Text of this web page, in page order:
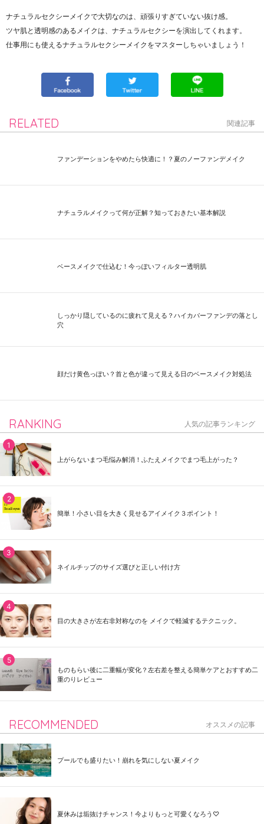
ナチュラルセクシーメイクで大切なのは、頑張りすぎていない抜け感。
ツヤ肌と透明感のあるメイクは、ナチュラルセクシーを演出してくれます。
仕事用にも使えるナチュラルセクシーメイクをマスターしちゃいましょう！
RELATED 関連記事
ファンデーションをやめたら快適に！？夏のノーファンデメイク
ナチュラルメイクって何が正解？知っておきたい基本解説
ベースメイクで仕込む！今っぽいフィルター透明肌
しっかり隠しているのに疲れて見える？ハイカバーファンデの落とし
穴
顔だけ黄色っぽい？首と色が違って見える日のベースメイク対処法
RANKING 人気の記事ランキング
上がらないまつ毛悩み解消！ふたえメイクでまつ毛上がった？
簡単！小さい目を大きく見せるアイメイク３ポイント！
ネイルチップのサイズ選びと正しい付け方
目の大きさが左右非対称なのを メイクで軽減するテクニック。
ものもらい後に二重幅が変化？左右差を整える簡単ケアとおすすめ二
重のりレビュー
RECOMMENDED オススメの記事
プールでも盛りたい！崩れを気にしない夏メイク
夏休みは垢抜けチャンス！今よりもっと可愛くなろう♡